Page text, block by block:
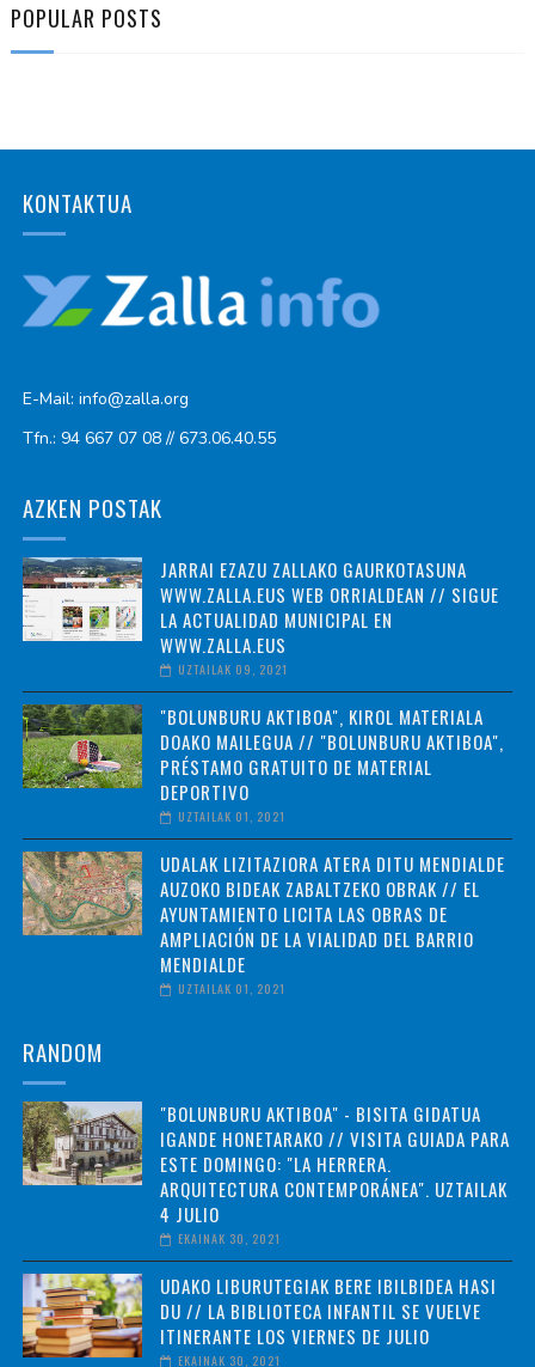
POPULAR POSTS
KONTAKTUA
E-Mail: info@zalla.org
Tfn.: 94 667 07 08 // 673.06.40.55
AZKEN POSTAK
JARRAI EZAZU ZALLAKO GAURKOTASUNA
WWW.ZALLA.EUS WEB ORRIALDEAN // SIGUE
LA ACTUALIDAD MUNICIPAL EN
WWW.ZALLA.EUS
UZTAILAK 09, 2021
"BOLUNBURU AKTIBOA", KIROL MATERIALA
DOAKO MAILEGUA // "BOLUNBURU AKTIBOA",
PRÉSTAMO GRATUITO DE MATERIAL
DEPORTIVO
UZTAILAK 01, 2021
UDALAK LIZITAZIORA ATERA DITU MENDIALDE
AUZOKO BIDEAK ZABALTZEKO OBRAK // EL
AYUNTAMIENTO LICITA LAS OBRAS DE
AMPLIACIÓN DE LA VIALIDAD DEL BARRIO
MENDIALDE
UZTAILAK 01, 2021
RANDOM
"BOLUNBURU AKTIBOA" - BISITA GIDATUA
IGANDE HONETARAKO // VISITA GUIADA PARA
ESTE DOMINGO: "LA HERRERA.
ARQUITECTURA CONTEMPORÁNEA". UZTAILAK
4 JULIO
EKAINAK 30, 2021
UDAKO LIBURUTEGIAK BERE IBILBIDEA HASI
DU // LA BIBLIOTECA INFANTIL SE VUELVE
ITINERANTE LOS VIERNES DE JULIO
EKAINAK 30, 2021